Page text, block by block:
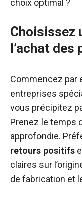
choix optimal ?
Choisissez
l’achat des
Commencez par
entreprises
vous précipitez
Prenez le temps
approfondie.
retours positifs
claires sur
de fabrication et